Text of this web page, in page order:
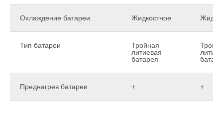
Охлаждение батареи Жидкостное
Тип батареи
Тройная
литиевая
батарея
Преднагрев батареи + +